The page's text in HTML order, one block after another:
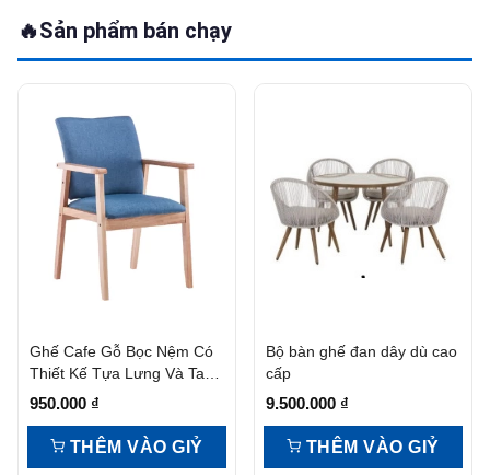
🔥Sản phẩm bán chạy
Ghế Cafe Gỗ Bọc Nệm Có
Thiết Kế Tựa Lưng Và Tay
Vịn
950.000 ₫
THÊM VÀO GIỶ
Bộ bàn ghế đan dây dù cao
cấp
9.500.000 ₫
THÊM VÀO GIỶ